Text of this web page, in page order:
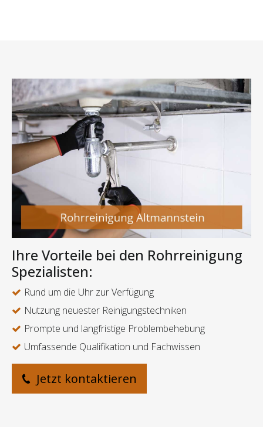
Ihre Vorteile bei den Rohrreinigung
Spezialisten:
Rund um die Uhr zur Verfügung
Nutzung neuester Reinigungstechniken
Prompte und langfristige Problembehebung
Umfassende Qualifikation und Fachwissen
Jetzt kontaktieren